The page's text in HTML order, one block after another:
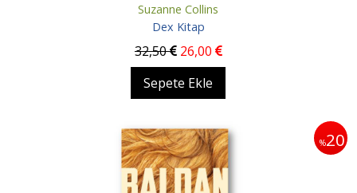
Suzanne Collins
Dex Kitap
32,50 26,00
Sepete Ekle
%20